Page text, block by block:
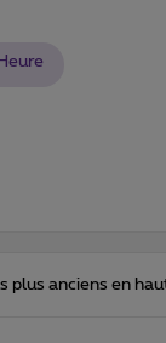
Heure
plus anciens en